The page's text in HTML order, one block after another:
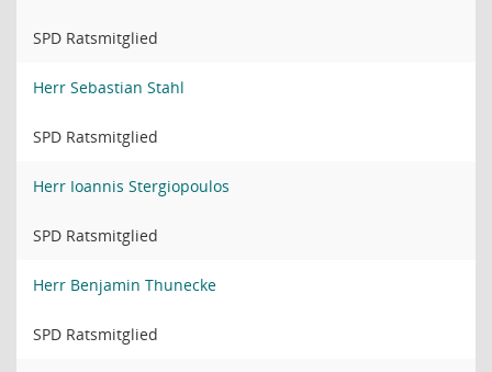
SPD Ratsmitglied
Herr Sebastian Stahl
SPD Ratsmitglied
Herr Ioannis Stergiopoulos
SPD Ratsmitglied
Herr Benjamin Thunecke
SPD Ratsmitglied